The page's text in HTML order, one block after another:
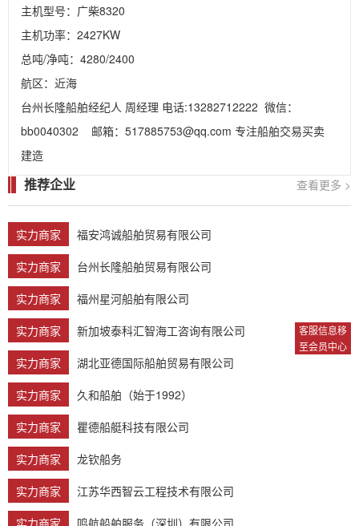
客服信息移
至会员中心
主机型号：广柴8320
主机功率：2427KW
总吨/净吨：4280/2400
航区：近海
台州长隆船舶经纪人 周经理 电话:13282712222  微信：
bb0040302    邮箱：517885753@qq.com 专注船舶交易买卖
建造
推荐企业 查看更多 >
实力商家
福安鸿诚船舶贸易有限公司
实力商家
台州长隆船舶贸易有限公司
实力商家
福州星河船舶有限公司
实力商家
新加坡泰科汇智海工咨询有限公司
实力商家
湖北亚德国际船舶贸易有限公司
实力商家
久和船舶（始于1992）
实力商家
瞿德船艇科技有限公司
实力商家
龙钦船务
实力商家
江苏华西智云工程技术有限公司
实力商家
鸣航船舶服务（深圳）有限公司